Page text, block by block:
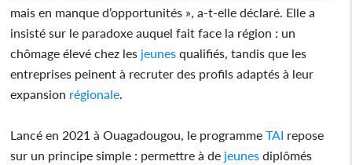
mais en manque d’opportunités », a-t-elle déclaré. Elle a
insisté sur le paradoxe auquel fait face la région : un
chômage élevé chez les jeunes qualifiés, tandis que les
entreprises peinent à recruter des profils adaptés à leur
expansion régionale
Lancé en 2021 à Ouagadougou, le programmeTAI repose
sur un principe simple : permettre à de jeunes diplômés